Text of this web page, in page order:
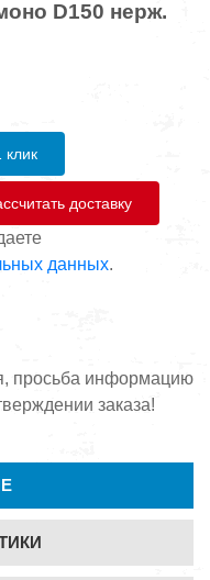
D150 нерж.
клик
доставку
данных.
просьба информацию
заказа!